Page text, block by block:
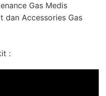
Gas Medis
dan Accessories Gas
: